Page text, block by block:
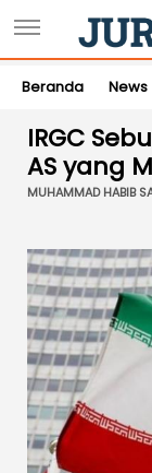
Beranda News
IRGC
AS yang
MUHAMMAD HABIB